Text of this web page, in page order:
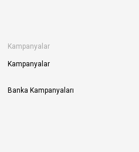
Kampanyalar
Kampanyalar
Banka Kampanyaları